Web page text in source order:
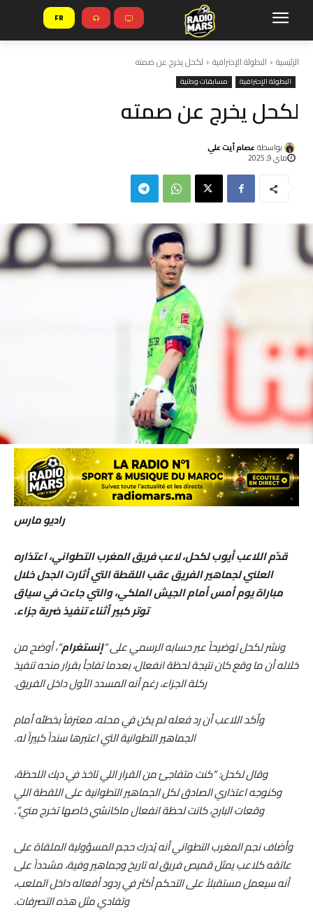
FR
الرئيسية البطولة الإحترافية لكحل يخرج عن صمته
البطولة الإحترافية مسابقات وطنية
لكحل يخرج عن صمته
بواسطة عصام أيت علي
ماي 9, 2025
راديو مارس
قدّم اللاعب أيوب لكحل، لاعب فريق المغرب التطواني، اعتذاره
العلني لجماهير الفريق عقب اللقطة التي أثارت الجدل خلال
مباراة يوم أمس أمام الجيش الملكي، والتي جاءت في سياق
توتر كبير أثناء تنفيذ ضربة جزاء.
ونشر لكحل توضيحاً عبر حسابه الرسمي على “إنستغرام“، أوضح من
خلاله أن ما وقع كان نتيجة لحظة انفعال، بعدما تفاجأ بقرار منحه تنفيذ
ركلة الجزاء، رغم أنه المسدد الأول داخل الفريق.
وأكد اللاعب أن رد فعله لم يكن في محله، معترفاً بخطئه أمام
الجماهير التطوانية التي اعتبرها سنداً كبيراً له.
وقال لكحل: “كنت متفاجئ من القرار اللي تاخذ في ديك اللحظة،
وكنوجه اعتذاري الصادق لكل الجماهير التطوانية على اللقطة اللي
وقعات البارح، كانت لحظة انفعال ماكانشي خاصها تخرج مني”.
وأضاف نجم المغرب التطواني أنه يُدرك حجم المسؤولية الملقاة على
عاتقه كلاعب يمثل قميص فريق له تاريخ وجماهير وفية، مشدداً على
أنه سيعمل مستقبلاً على التحكم أكثر في ردود أفعاله داخل الملعب،
وتفادي مثل هذه التصرفات.